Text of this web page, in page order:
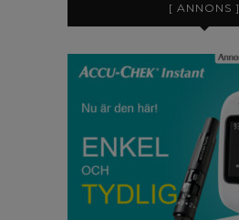
[ ANNONS ]